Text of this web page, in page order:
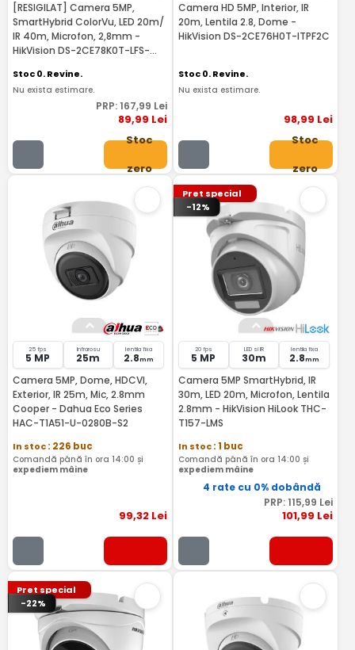
[RESIGILAT] Camera 5MP,
SmartHybrid ColorVu, LED 20m/
IR 40m, Microfon, 2,8mm -
HikVision DS-2CE78K0T-LFS-
Stoc 0. Revine.
Nu exista estimare.
PRP: 167,99 Lei
89,99 Lei
Stoc
zero
Camera HD 5MP, Interior, IR
20m, Lentila 2.8, Dome -
HikVision DS-2CE76H0T-ITPF2C
Stoc 0. Revine.
Nu exista estimare.
98,99 Lei
Stoc
zero
25 fps
5 MP
Infrarosu
25m
lentila fixa
2.8mm
Camera 5MP, Dome, HDCVI,
Exterior, IR 25m, Mic, 2.8mm
Cooper - Dahua Eco Series
HAC-T1A51-U-0280B-S2
In stoc: 226 buc
Comandă până în ora 14:00 și
expediem mâine
99,32Lei
Pret special
-12%
20 fps
5 MP
LED si IR
30m
lentila fixa
2.8mm
Camera 5MP SmartHybrid, IR
30m, LED 20m, Microfon, Lentila
2.8mm - HikVision HiLook THC-
T157-LMS
In stoc: 1 buc
Comandă până în ora 14:00 și
expediem mâine
4 rate cu 0% dobândă
PRP: 115,99 Lei
101,99 Lei
Pret special
-22%